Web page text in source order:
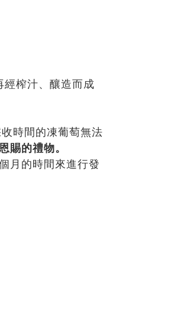
榨汁、釀造而成
時間的凍葡萄無法
賜的禮物。
月的時間來進行發